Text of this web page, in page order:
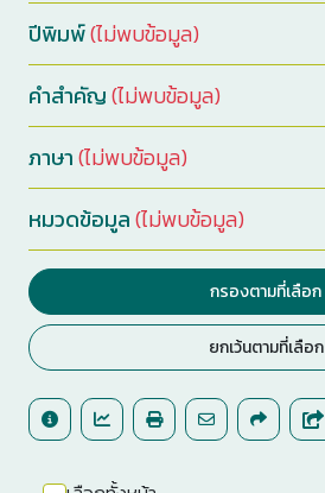
ปีพิมพ์(ไม่พบข้อมูล)
คำสำคัญ(ไม่พบข้อมูล)
ภาษา(ไม่พบข้อมูล)
หมวดข้อมูล(ไม่พบข้อมูล)
กรองตามที่เลือก
ยกเว้นตามที่เลือก